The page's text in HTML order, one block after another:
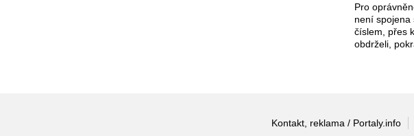
Pro
není spojena
číslem, přes
obdrželi,
Kontakt, reklama / Portaly.info